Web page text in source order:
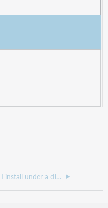
Can I install under a directory name with spaces?